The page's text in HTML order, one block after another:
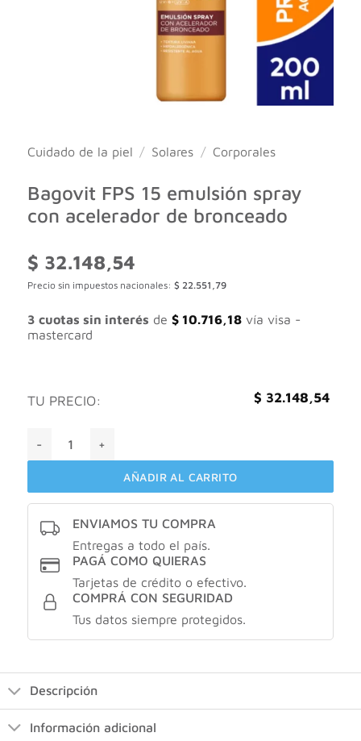
Cuidado de la piel / Solares / Corporales
Bagovit FPS 15 emulsión spray
con acelerador de bronceado
$ 32.148,54
Precio sin impuestos nacionales: $ 22.551,79
3 cuotas sin interés de $10.716,18vía visa -
mastercard
TU PRECIO: $ 32.148,54
AÑADIR AL CARRITO
ENVIAMOS TU COMPRA
Entregas a todo el país.
PAGÁ COMO QUIERAS
Tarjetas de crédito o efectivo.
COMPRÁ CON SEGURIDAD
Tus datos siempre protegidos.
Descripción
Información adicional